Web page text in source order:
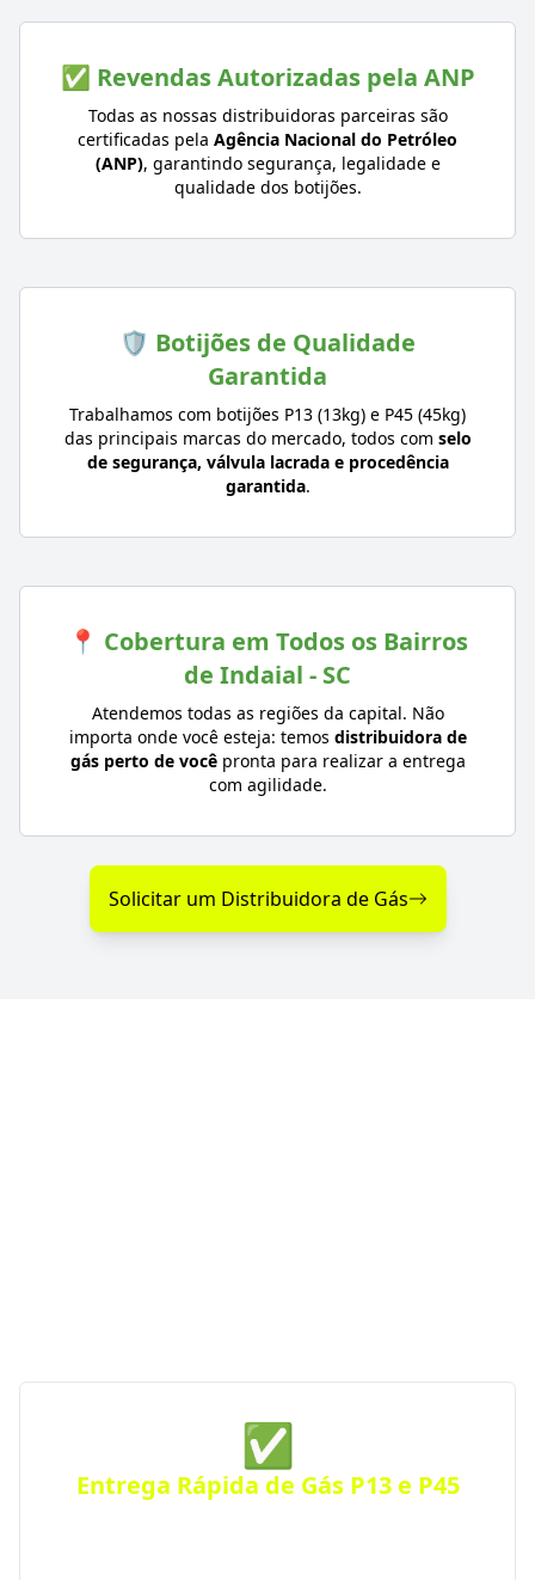
✅ Revendas Autorizadas pela ANP
Todas as nossas distribuidoras parceiras são
certificadas pela Agência Nacional do Petróleo
(ANP), garantindo segurança, legalidade e
qualidade dos botijões.
🛡️ Botijões de Qualidade
Garantida
Trabalhamos com botijões P13 (13kg) e P45 (45kg)
das principais marcas do mercado, todos com selo
de segurança, válvula lacrada e procedência
garantida.
📍 Cobertura em Todos os Bairros
de Indaial - SC
Atendemos todas as regiões da capital. Não
importa onde você esteja: temos distribuidora de
gás perto de vocêpronta para realizar a entrega
com agilidade.
Solicitar um Distribuidora de Gás
✅
Entrega Rápida de Gás P13 e P45